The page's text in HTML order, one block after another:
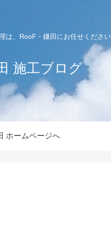
は、RooF・鎌田にお任せください
施工ブログ
ホームページへ